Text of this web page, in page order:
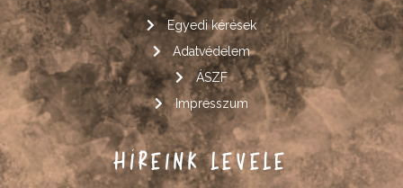
Egyedi kérések
Adatvédelem
ÁSZF
Impresszum
HÍREINK LEVELE